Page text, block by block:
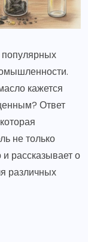
кажется
Ответ
не только
рассказывает о
различных